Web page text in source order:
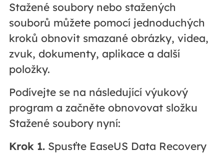
Stažené soubory nebo stažených
souborů můžete pomocí jednoduchých
kroků obnovit smazané obrázky, videa,
zvuk, dokumenty, aplikace a další
položky.
Podívejte se na následující výukový
program a začněte obnovovat složku
Stažené soubory nyní:
Krok 1.Spusťte EaseUS Data Recovery